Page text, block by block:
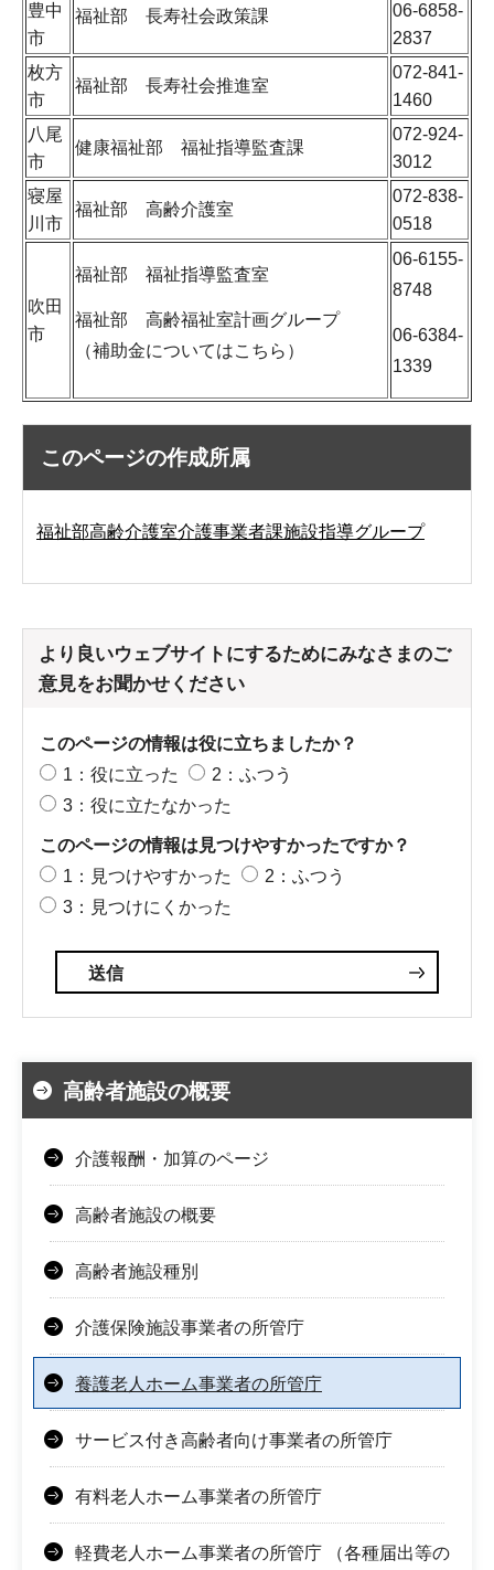
豊中
市
福祉部 長寿社会政策課
06-6858-
2837
枚方
市
福祉部 長寿社会推進室
072-841-
1460
八尾
市
健康福祉部 福祉指導監査課
072-924-
3012
寝屋
川市
福祉部 高齢介護室
072-838-
0518
吹田
市
福祉部 福祉指導監査室
福祉部 高齢福祉室計画グループ
（補助金についてはこちら）
06-6155-
8748
06-6384-
1339
このページの作成所属
福祉部高齢介護室介護事業者課施設指導グループ
より良いウェブサイトにするためにみなさまのご
意見をお聞かせください
このページの情報は役に立ちましたか？
1：役に立った
2：ふつう
3：役に立たなかった
このページの情報は見つけやすかったですか？
1：見つけやすかった
2：ふつう
3：見つけにくかった
高齢者施設の概要
介護報酬・加算のページ
高齢者施設の概要
高齢者施設種別
介護保険施設事業者の所管庁
養護老人ホーム事業者の所管庁
サービス付き高齢者向け事業者の所管庁
有料老人ホーム事業者の所管庁
軽費老人ホーム事業者の所管庁 （各種届出等の